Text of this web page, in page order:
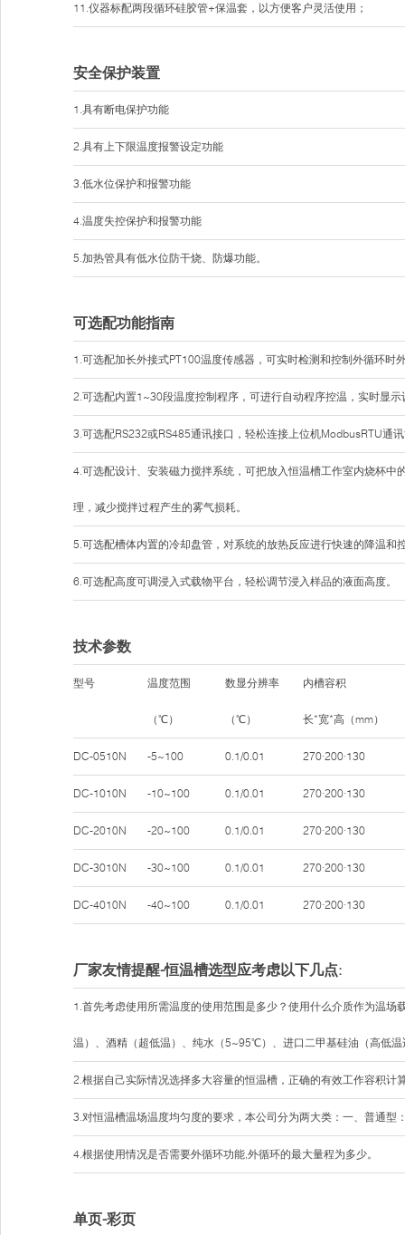
11.仪器标配两段循环硅胶管+保温套，以方便客户灵活使用；
安全保护装置
1.具有断电保护功能
2.具有上下限温度报警设定功能
3.低水位保护和报警功能
4.温度失控保护和报警功能
5.加热管具有低水位防干烧、防爆功能。
可选配功能指南
1.可选配加长外接式PT100温度传感器，可实时检测和控制外循环时
2.可选配内置1~30段温度控制程序，可进行自动程序控温，实时显
3.可选配RS232或RS485通讯接口，轻松连接上位机ModbusRTU通
4.可选配设计、安装磁力搅拌系统，可把放入恒温槽工作室内烧杯
理，减少搅拌过程产生的雾气损耗。
5.可选配槽体内置的冷却盘管，对系统的放热反应进行快速的降温和
6.可选配高度可调浸入式载物平台，轻松调节浸入样品的液面高度。
技术参数
型号 温度范围
（℃）
数显分辨率
（℃）
内槽容积
长*宽*高（mm）
DC-0510N -5~100 0.1/0.01 270·200·130
DC-1010N -10~100 0.1/0.01 270·200·130
DC-2010N -20~100 0.1/0.01 270·200·130
DC-3010N -30~100 0.1/0.01 270·200·130
DC-4010N -40~100 0.1/0.01 270·200·130
厂家友情提醒-恒温槽选型应考虑以下几点:
1.首先考虑使用所需温度的使用范围是多少？使用什么介质作为温
温）、酒精（超低温）、纯水（5~95℃）、进口二甲基硅油（高低温
2.根据自己实际情况选择多大容量的恒温槽，正确的有效工作容积
3.对恒温槽温场温度均匀度的要求，本公司分为两大类：一、普通
4.根据使用情况是否需要外循环功能,外循环的最大量程为多少。
单页-彩页